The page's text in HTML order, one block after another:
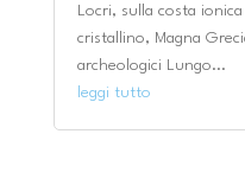
Locri, sulla costa
cristallino, Magna
archeologici Lungo...
leggi tutto